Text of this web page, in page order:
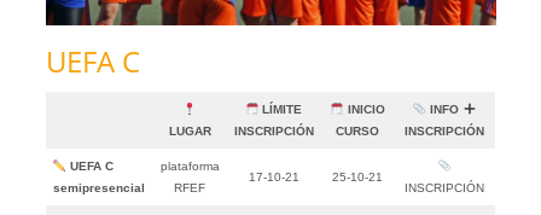
UEFA C
LUGAR
LÍMITE
INSCRIPCIÓN
INICIO
CURSO
INFO
INSCRIPCIÓN
UEFA C
semipresencial
plataforma
RFEF
17-10-21
25-10-21
INSCRIPCIÓN